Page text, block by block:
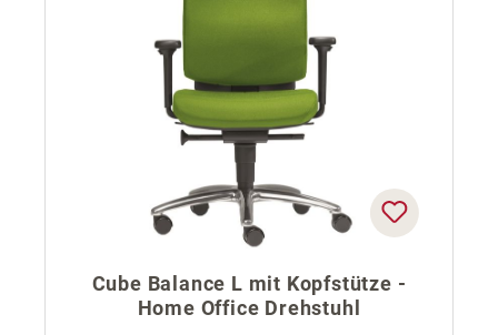
Cube Balance L mit Kopfstütze -
Home Office Drehstuhl